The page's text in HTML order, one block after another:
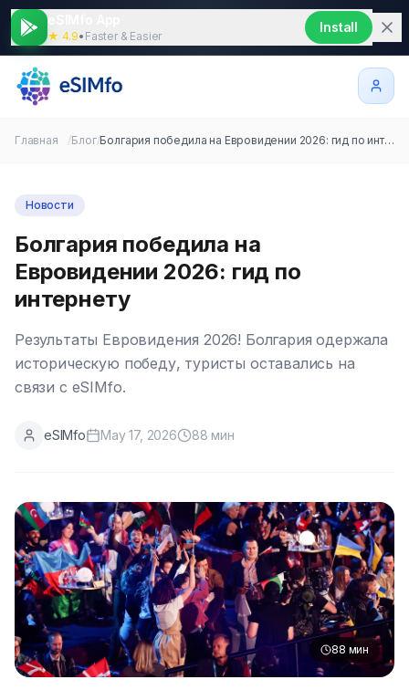
★ 4.9• Faster & Easier
Install
Главная /Блог/ Болгария победила на Евровидении 2026: гид по интернету
Новости
Болгария победила на
Евровидении 2026: гид по
интернету
Результаты Евровидения 2026! Болгария одержала
историческую победу, туристы оставались на
связи с eSIMfo.
eSIMfo May 17, 2026 88 мин
88 мин